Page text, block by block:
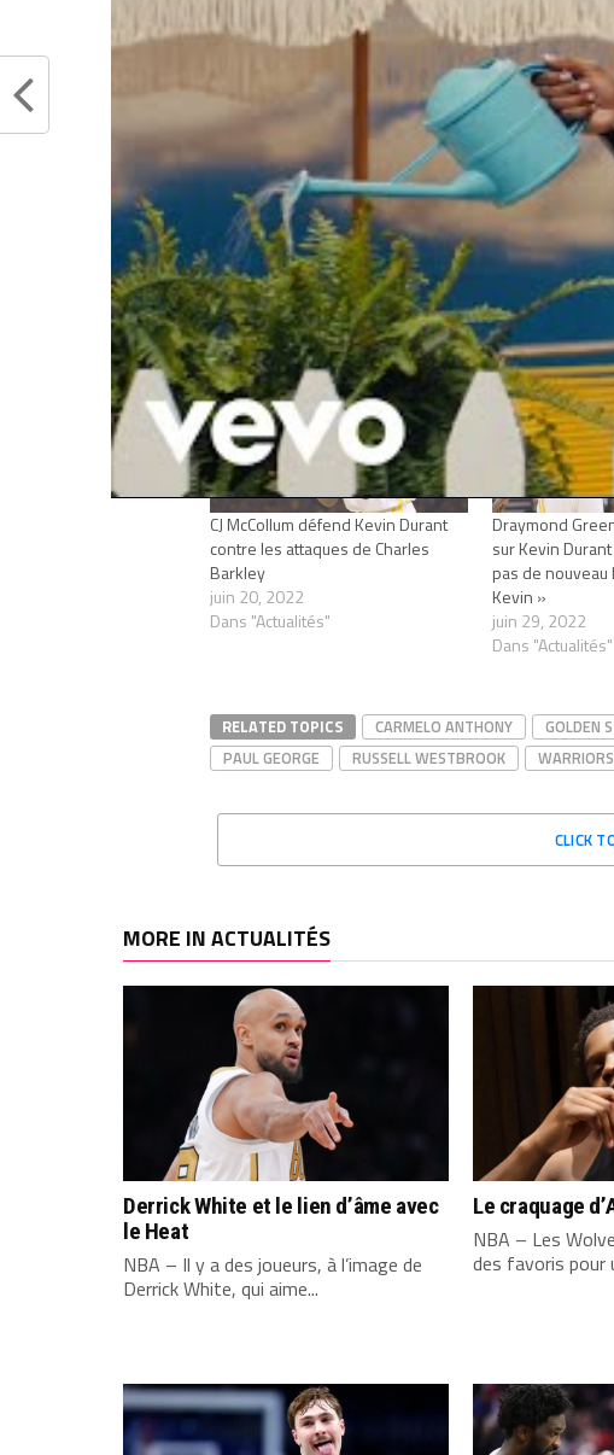
Partager :
Articles similaires
CJ McCollum défend Kevin Durant
contre les attaques de Charles
Barkley
juin 20, 2022
Dans "Actualités"
Draymond
sur Kevin
pas de nouveau
Kevin »
juin 29, 2022
Dans "Actualités"
RELATED TOPICS CARMELO ANTHONY GOLDEN
PAUL GEORGE
RUSSELL WESTBROOK WARRIORS
CLICK
MORE IN ACTUALITÉS
Derrick White et le lien d’âme avec
le Heat
NBA – Il y a des joueurs, à l’image de
Derrick White, qui aime...
Le craquage
NBA – Les
des favoris pour